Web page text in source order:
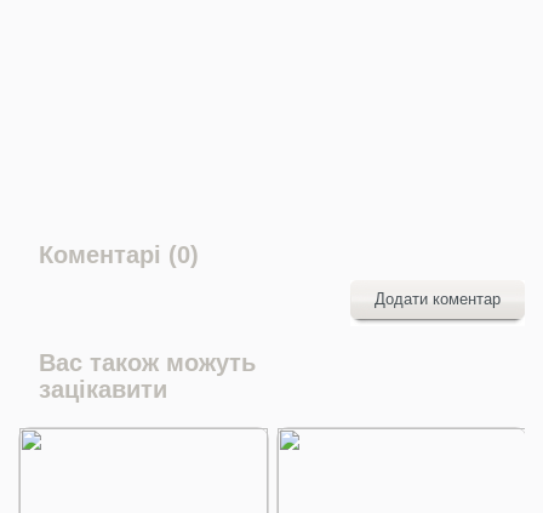
Коментарі (0)
Додати коментар
Вас також можуть
зацікавити